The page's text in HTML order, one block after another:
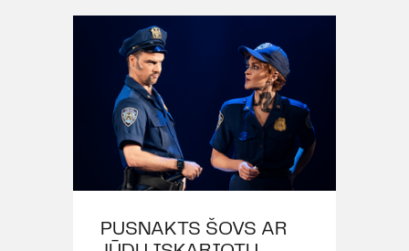
T.Raisa "Jāzeps un raibais
brīnumsapņu mētelis
Zarečnaja (A.Čehova " Kaija", 2008),
piedalās (Dailes teātra Sieviešu
dienas koncertā "
Vien mirtes un
rozes", 2008), Mina Mureja
(A.Vilcāna, I.Šlāpina "
Drakula.
Svešās asinis", 2007), Dženija
(H.Millera "Tas trakais, trakais
teātra Teātra dienas un
PUSNAKTS ŠOVS AR